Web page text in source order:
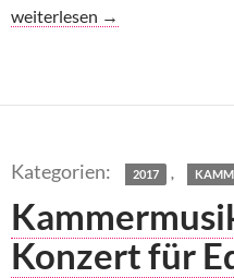
Kirche Kultur & Kaffe (1)
weiterlesen →
2017 ,
Konzert für